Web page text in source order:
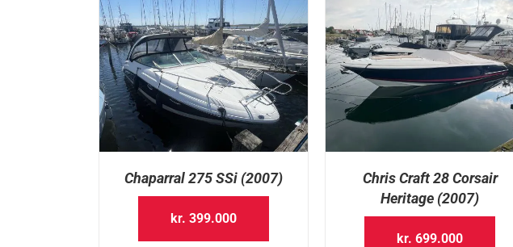
Chaparral 275 SSi (2007)
kr. 399.000
Chris Craft 28 Corsair
Heritage (2007)
kr. 699.000